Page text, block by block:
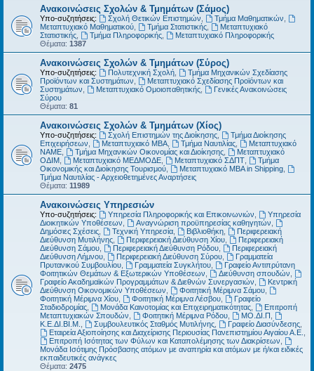
Ανακοινώσεις Σχολών & Τμημάτων (Σάμος)
Υπο-συζητήσεις: Σχολή Θετικών Επιστημών Τμήμα Μαθηματικών
Μεταπτυχιακό Μαθηματικού
Τμήμα Στατιστικής,
Μεταπτυχιακό
Στατιστικής
Τμήμα Πληροφορικής,
Μεταπτυχιακό Πληροφορικής
Θέματα: 1387
Ανακοινώσεις Σχολών & Τμημάτων (Σύρος)
Υπο-συζητήσεις: Πολυτεχνική Σχολή,
Τμήμα Μηχανικών Σχεδίασης
Προϊόντων και Συστημάτων
Μεταπτυχιακό Σχεδίασης Προϊόντων και
Συστημάτων
Μεταπτυχιακό Ομοιοπαθητικής,
Γενικές Ανακοινώσεις
Σύρου
Θέματα: 81
Ανακοινώσεις Σχολών & Τμημάτων (Χίος)
Υπο-συζητήσεις: Σχολή Επιστημών της Διοίκησης,
Τμήμα Διοίκησης
Επιχειρήσεων
Μεταπτυχιακό MBA, Τμήμα Ναυτιλίας,
Μεταπτυχιακό
ΝΑΜΕ
Τμήμα Μηχανικών Οικονομίας και Διοίκησης,
Μεταπτυχιακό
ΟΔΙΜ
Μεταπτυχιακό ΜΕΔΜΟΔΕ, Μεταπτυχιακό ΣΔΠΤ,
Τμήμα
Οικονομικής και Διοίκησης Τουρισμού
Μεταπτυχιακό MBA in Shipping,
Τμήμα Ναυτιλίας - Αρχειοθετημένες Αναρτήσεις
Θέματα: 11989
Ανακοινώσεις Υπηρεσιών
Υπο-συζητήσεις: Υπηρεσία Πληροφορικής και Επικοινωνιών
Υπηρεσία
Διοικητικών Υποθέσεων
Αναγνώριση προϋπηρεσίας καθηγητών
Δημόσιες Σχέσεις
Τεχνική Υπηρεσία, Βιβλιοθήκη,
Περιφερειακή
Διεύθυνση Μυτιλήνης
Περιφερειακή Διεύθυνση Χίου,
Περιφερειακή
Διεύθυνση Σάμου
Περιφερειακή Διεύθυνση Ρόδου,
Περιφερειακή
Διεύθυνση Λήμνου
Περιφερειακή Διεύθυνση Σύρου,
Γραμματεία
Πρυτανικού Συμβουλίου
Γραμματεία Συγκλήτου,
Γραφείο Αντιπρύτανη
Φοιτητικών Θεμάτων & Εξωτερικών Υποθέσεων
Διεύθυνση σπουδών
Γραφείο Ακαδημαϊκών Προγραμμάτων & Διεθνών Συνεργασιών
Κεντρική
Διεύθυνση Οικονομικών Υποθέσεων
Φοιτητική Μέριμνα Σάμου,
Φοιτητική Μέριμνα Χίου
Φοιτητική Μέριμνα Λέσβου,
Γραφείο
Σταδιοδρομίας
Μονάδα Καινοτομίας και Επιχειρηματικότητας,
Επιτροπή
Μεταπτυχιακών Σπουδών
Φοιτητική Μέριμνα Ρόδου, ΜΟ.ΔΙ.Π
Κ.Ε.ΔΙ.ΒΙ.Μ.
Συμβουλευτικός Σταθμός Μυτιλήνης, Γραφείο Διασύνδεσης,
Εταιρεία Αξιοποίησης και Διαχείρισης Περιουσίας Πανεπιστημίου Αιγαίου Α.Ε.
Επιτροπή Ισότητας των Φύλων και Καταπολέμησης των Διακρίσεων
Μονάδα Ισότιμης Πρόσβασης ατόμων με αναπηρία και ατόμων με ή/και ειδικές
εκπαιδευτικές ανάγκες
Θέματα: 2475